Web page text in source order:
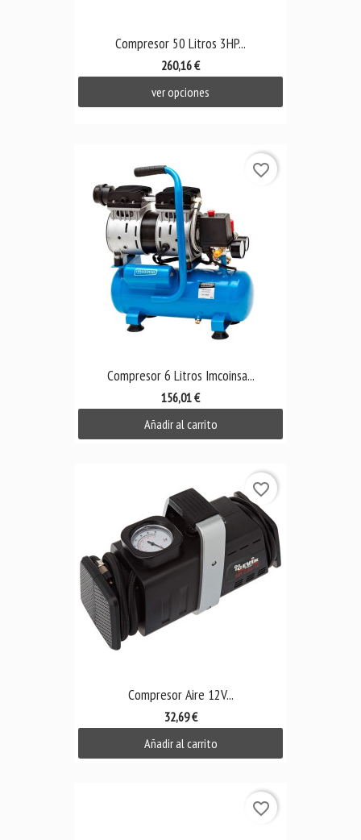
Compresor 50 Litros 3HP...
260,16 €
ver opciones
Compresor 6 Litros Imcoinsa...
156,01 €
Añadir al carrito
favorite_border
Compresor Aire 12V...
32,69 €
Añadir al carrito
favorite_border
favorite_border